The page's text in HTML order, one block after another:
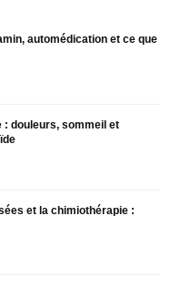
automédication et ce que
douleurs, sommeil et
et la chimiothérapie :